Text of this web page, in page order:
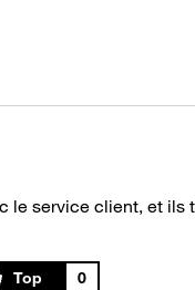
le service client, et ils
0